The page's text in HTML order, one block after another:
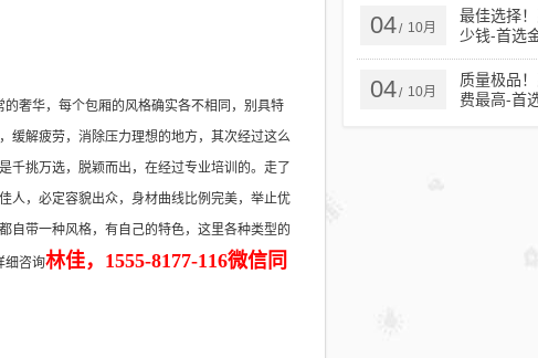
奢华，每个包厢的风格确实各不相同，别具特
缓解疲劳，消除压力理想的地方，其次经过这么
千挑万选，脱颖而出，在经过专业培训的。走了
人，必定容貌出众，身材曲线比例完美，举止优
自带一种风格，有自己的特色，这里各种类型的
细咨询林佳，1555-8177-116微信同
04/ 10月
最佳选择
少钱-首选
行情推荐
04/ 10月
质量极品
费最高-首